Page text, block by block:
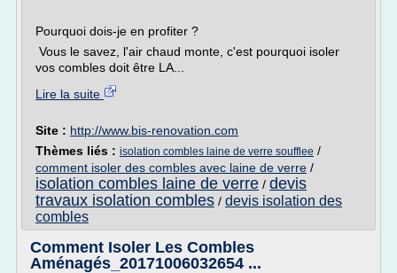
Pourquoi dois-je en profiter ?
Vous le savez, l'air chaud monte, c'est pourquoi isoler
vos combles doit être LA...
Lire la suite
Site : http://www.bis-renovation.com
Thèmes liés : isolation combles laine de verre soufflee /
comment isoler des combles avec laine de verre /
isolation combles laine de verre / devis
travaux isolation combles / devis isolation des
combles
Comment Isoler Les Combles
Aménagés_20171006032654 ...